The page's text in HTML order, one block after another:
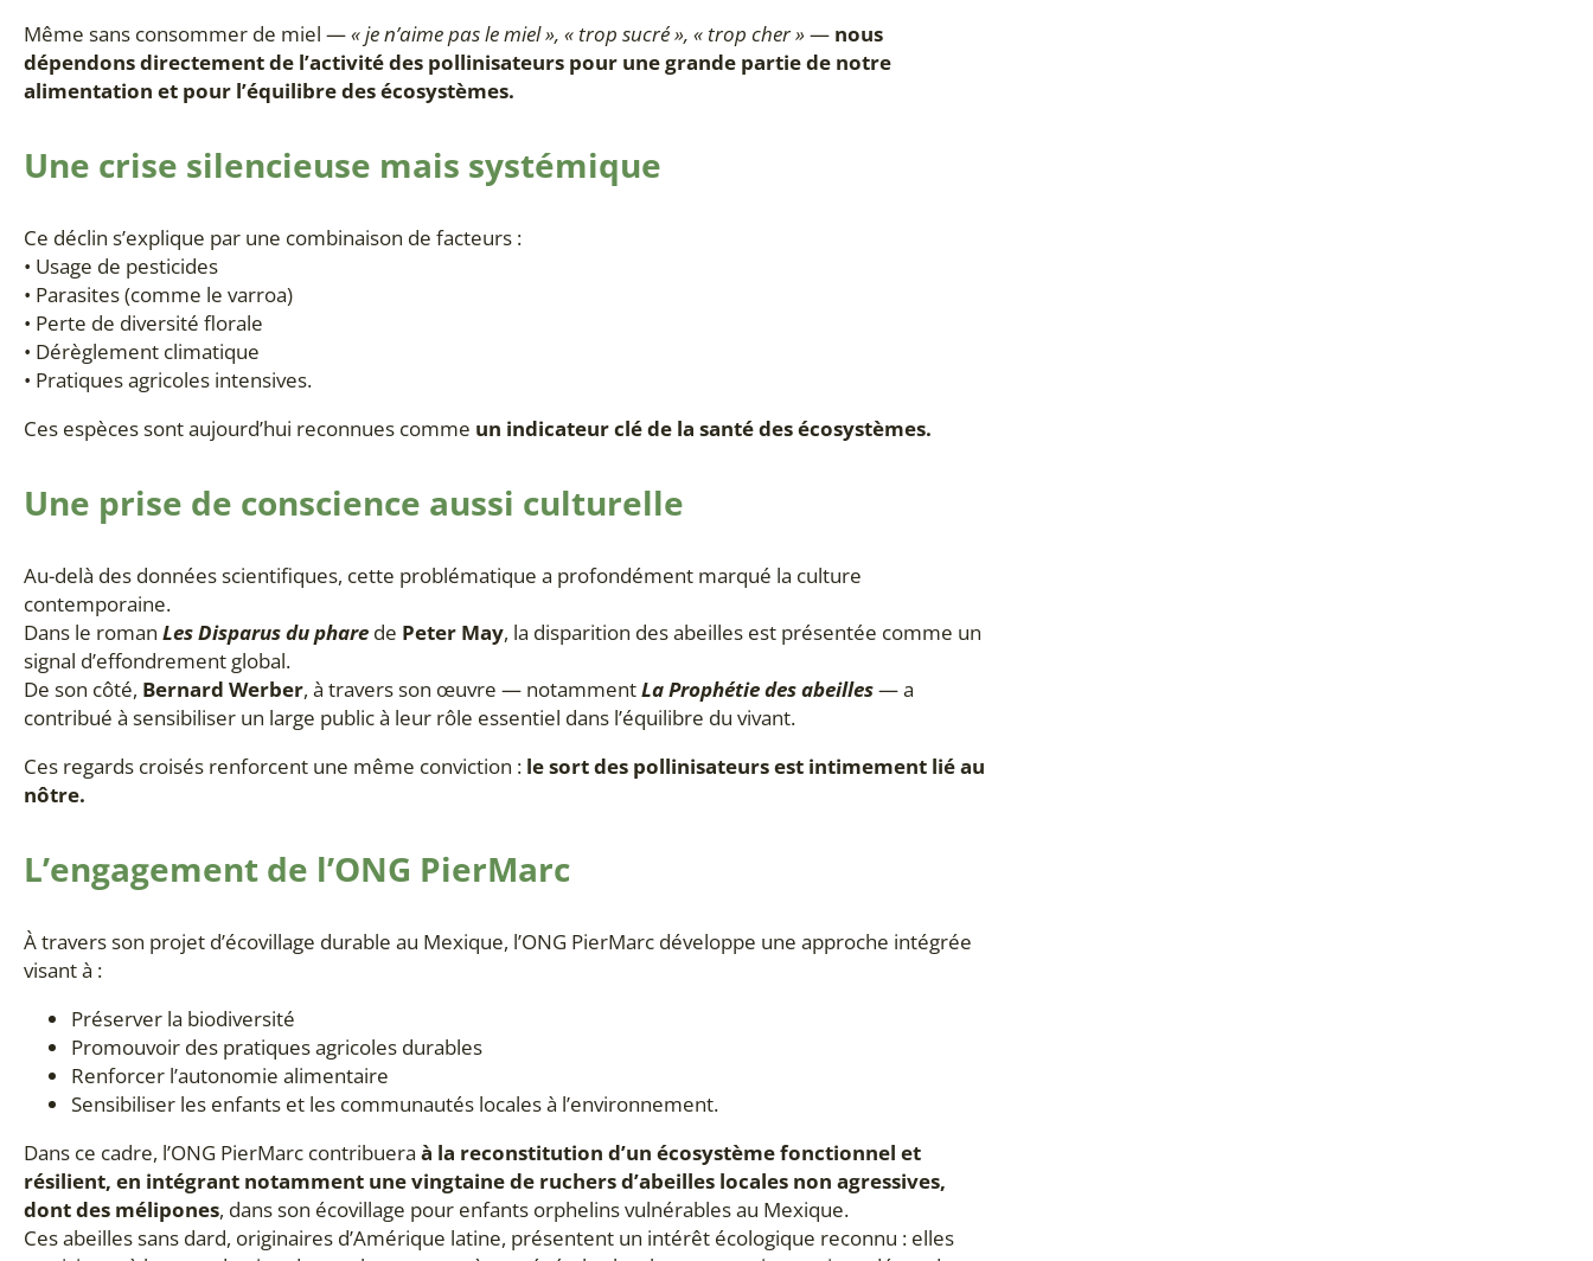
Même sans consommer de miel —« je n’aime pas le miel », « trop sucré », « trop cher »— nous
dépendons directement de l’activité des pollinisateurs pour une grande partie de notre
alimentation et pour l’équilibre des écosystèmes.
Une crise silencieuse mais systémique
Ce déclin s’explique par une combinaison de facteurs :
• Usage de pesticides
• Parasites (comme le varroa)
• Perte de diversité florale
• Dérèglement climatique
• Pratiques agricoles intensives.
Ces espèces sont aujourd’hui reconnues comme un indicateur clé de la santé des écosystèmes.
Une prise de conscience aussi culturelle
Au-delà des données scientifiques, cette problématique a profondément marqué la culture
contemporaine.
Dans le roman Les Disparus du phare de Peter May, la disparition des abeilles est présentée comme un
signal d’effondrement global.
De son côté, Bernard Werber, à travers son œuvre — notammentLa Prophétie des abeilles— a
contribué à sensibiliser un large public à leur rôle essentiel dans l’équilibre du vivant.
Ces regards croisés renforcent une même conviction : le sort des pollinisateurs est intimement lié au
nôtre.
L’engagement de l’ONG PierMarc
À travers son projet d’écovillage durable au Mexique, l’ONG PierMarc développe une approche intégrée
visant à :
Préserver la biodiversité
Promouvoir des pratiques agricoles durables
Renforcer l’autonomie alimentaire
Sensibiliser les enfants et les communautés locales à l’environnement.
Dans ce cadre, l’ONG PierMarc contribuera à la reconstitution d’un écosystème fonctionnel et
résilient, en intégrant notamment une vingtaine de ruchers d’abeilles locales non agressives,
dont des mélipones, dans son écovillage pour enfants orphelins vulnérables au Mexique.
Ces abeilles sans dard, originaires d’Amérique latine, présentent un intérêt écologique reconnu : elles